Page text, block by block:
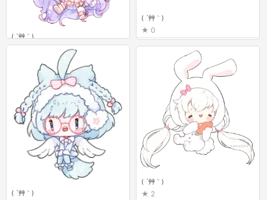
( ´艸｀)
1
( ´艸｀)
0
( ´艸｀)
2
( ´艸｀)